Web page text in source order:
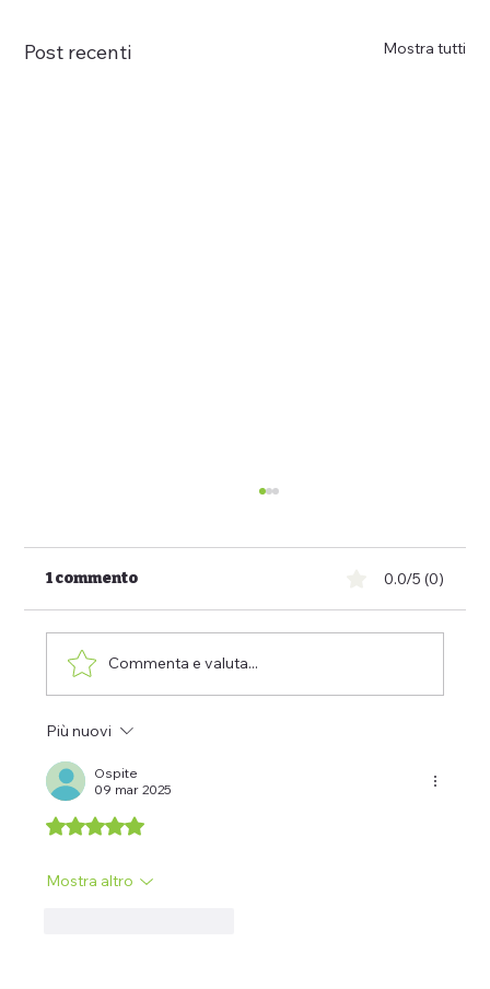
Post recenti Mostra tutti
poco
1 commento 0.0/5 (0)
Commenta e valuta...
Più nuovi
Ospite
09 mar 2025
Valutazione 5 stelle su 5.
Mostra altro